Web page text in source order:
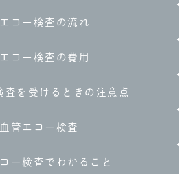
コー検査の流れ
コー検査の費用
査を受けるときの注意点
血管エコー検査
ー検査でわかること